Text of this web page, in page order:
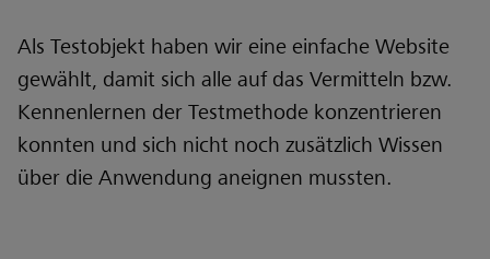
Als Testobjekt haben wir eine einfache Website
gewählt, damit sich alle auf das Vermitteln bzw.
Kennenlernen der Testmethode konzentrieren
konnten und sich nicht noch zusätzlich Wissen
über die Anwendung aneignen mussten.